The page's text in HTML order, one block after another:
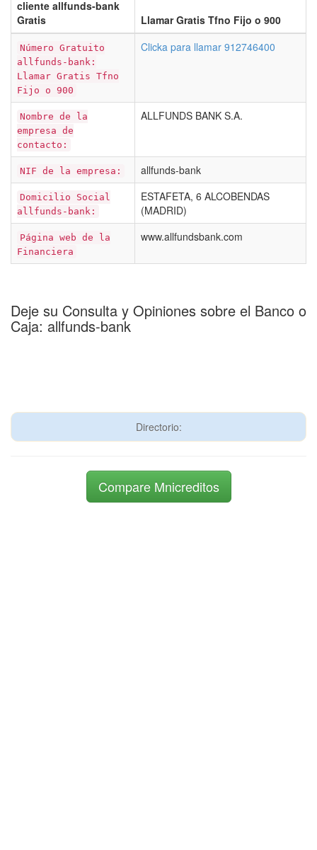
cliente allfunds-bank
Gratis
Llamar Gratis Tfno Fijo o 900
Número Gratuito
allfunds-bank:
Llamar Gratis Tfno
Fijo o 900
Clicka para llamar 912746400
Nombre de la
empresa de
contacto:
ALLFUNDS BANK S.A.
NIF de la empresa: allfunds-bank
Domicilio Social
allfunds-bank:
ESTAFETA, 6 ALCOBENDAS
(MADRID)
Página web de la
Financiera
www.allfundsbank.com
Deje su Consulta y Opiniones sobre el Banco o
Caja: allfunds-bank
Directorio:
Compare Mnicreditos